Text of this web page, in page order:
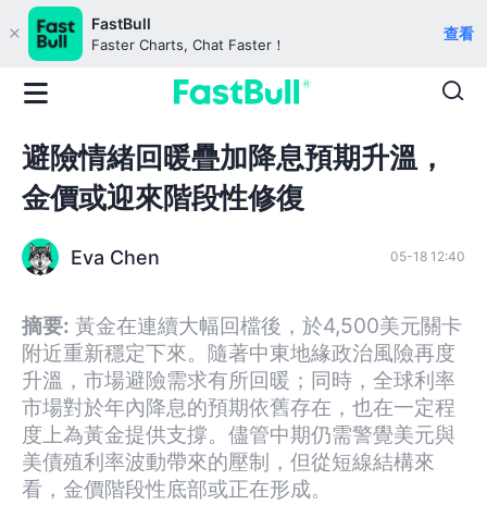
FastBull
Faster Charts, Chat Faster！
查看
避險情緒回暖疊加降息預期升溫，
金價或迎來階段性修復
Eva Chen 05-18 12:40
摘要: 黃金在連續大幅回檔後，於4,500美元關卡
附近重新穩定下來。隨著中東地緣政治風險再度
升溫，市場避險需求有所回暖；同時，全球利率
市場對於年內降息的預期依舊存在，也在一定程
度上為黃金提供支撐。儘管中期仍需警覺美元與
美債殖利率波動帶來的壓制，但從短線結構來
看，金價階段性底部或正在形成。